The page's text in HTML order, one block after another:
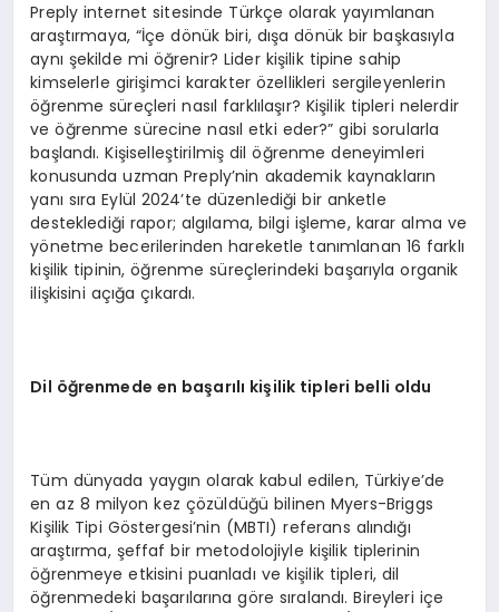
Preply internet sitesinde Türkçe olarak yayımlanan
araştırmaya, “İçe dönük biri, dışa dönük bir başkasıyla
aynı şekilde mi öğrenir? Lider kişilik tipine sahip
kimselerle girişimci karakter özellikleri sergileyenlerin
öğrenme süreçleri nasıl farklılaşır? Kişilik tipleri nelerdir
ve öğrenme sürecine nasıl etki eder?” gibi sorularla
başlandı. Kişiselleştirilmiş dil öğrenme deneyimleri
konusunda uzman Preply’nin akademik kaynakların
yanı sıra Eylül 2024’te düzenlediği bir anketle
desteklediği rapor; algılama, bilgi işleme, karar alma ve
yönetme becerilerinden hareketle tanımlanan 16 farklı
kişilik tipinin, öğrenme süreçlerindeki başarıyla organik
ilişkisini açığa çıkardı.
Dil öğrenmede en başarılı kişilik tipleri belli oldu
Tüm dünyada yaygın olarak kabul edilen, Türkiye’de
en az 8 milyon kez çözüldüğü bilinen Myers-Briggs
Kişilik Tipi Göstergesi’nin (MBTI) referans alındığı
araştırma, şeffaf bir metodolojiyle kişilik tiplerinin
öğrenmeye etkisini puanladı ve kişilik tipleri, dil
öğrenmedeki başarılarına göre sıralandı. Bireyleri içe